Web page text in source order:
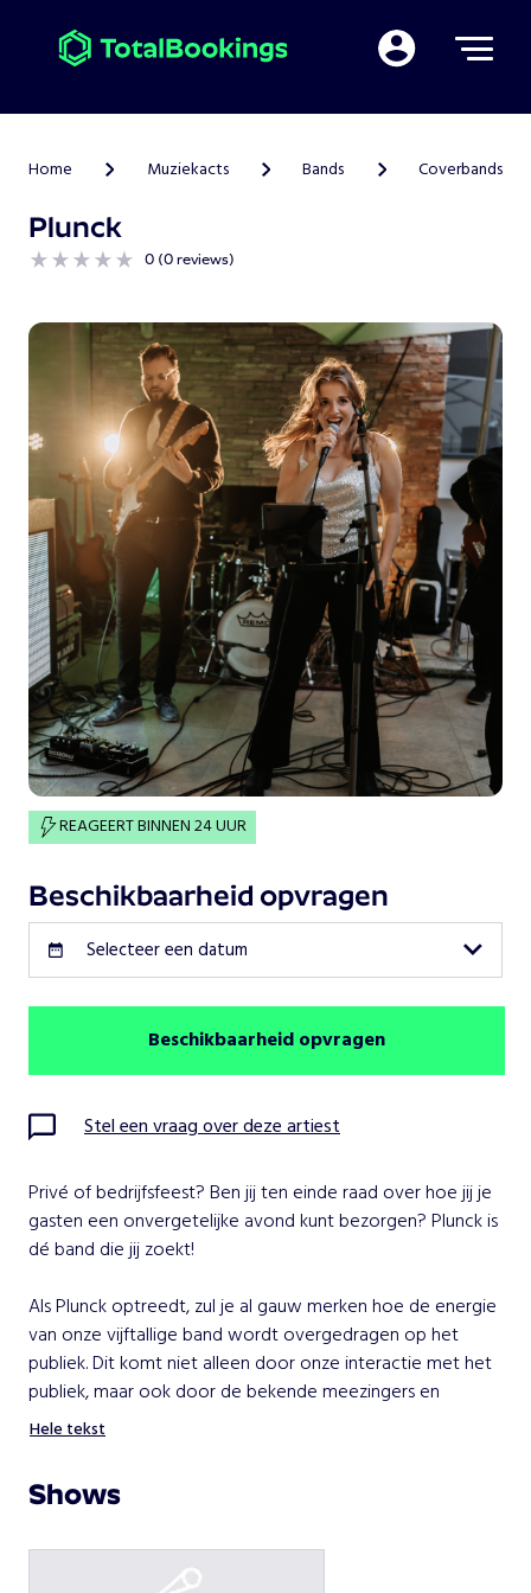
Mijn
Home > Muziekacts > Bands > Coverbands
Plunck
0 (0 reviews)
REAGEERT BINNEN 24 UUR
Beschikbaarheid opvragen
Selecteer een datum
Vorige maand
Augustus 2026
Volgende maand
9
20
24 25 26 27 28 29 30
31
Beschikbaarheid opvragen
Stel een vraag over deze artiest
Privé of bedrijfsfeest? Ben jij ten einde raad over hoe jij je
gasten een onvergetelijke avond kunt bezorgen? Plunck is
dé band die jij zoekt!
Als Plunck optreedt, zul je al gauw merken hoe de energie
van onze vijftallige band wordt overgedragen op het
publiek. Dit komt niet alleen door onze interactie met het
publiek, maar ook door de bekende meezingers en
meedansers waarover onze band beschikt. Soul- en
jong en oud. Niet voor niets werd onze band ingezet
tijdens vele bedrijfsevenementen, bruiloften en het grote
Hele tekst
Shows